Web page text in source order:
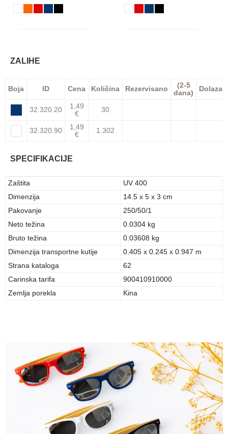
ZALIHE
Boja ID Cena Količina Rezervisano
(2-5
dana)
Dolazak
32.320.20
1,49
€
30
32.320.90
1,49
€
1.302
SPECIFIKACIJE
Zaštita
UV 400
Dimenzija
14.5 x 5 x 3 cm
Pakovanje
250/50/1
Neto težina
0.0304 kg
Bruto težina
0.03608 kg
Dimenzija transportne kutije
0.405 x 0.245 x 0.947 m
Strana kataloga
62
Carinska tarifa
900410910000
Zemlja porekla
Kina